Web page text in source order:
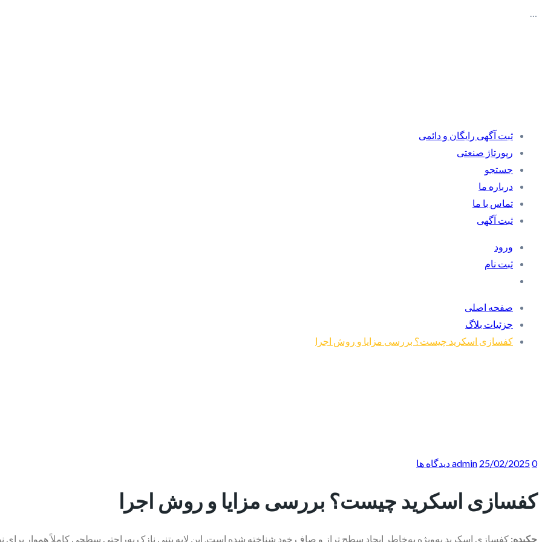
…
ثبت آگهی رایگان و دائمی
رپورتاژ صنعتی
جستجو
درباره ما
تماس با ما
ثبت آگهی
ورود
ثبت نام
صفحه اصلی
جزئیات بلاگ
کفسازی اسکرید چیست؟ بررسی مزایا و روش اجرا
admin 25/02/20250 دیدگاه ها
کفسازی اسکرید چیست؟ بررسی مزایا و روش اجرا
چکیده: کفسازی اسکرید به‌ویژه به‌خاطر ایجاد سطح تراز و صاف خود شناخته شده است. این لایه بتنی نازک به‌راحتی سطحی کاملاً هموار